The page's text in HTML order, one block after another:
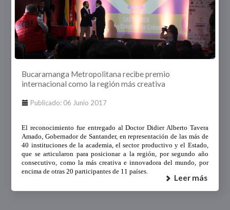
Bucaramanga Metropolitana recibe premio
internacional como la región más creativa
Publicado: 06 Junio 2017
El reconocimiento fue entregado al Doctor Didier Alberto Tavera
Amado, Gobernador de Santander, en representación de las más de
40 instituciones de la academia, el sector productivo y el Estado,
que se articularon para posicionar a la región, por segundo año
consecutivo, como la más creativa e innovadora del mundo, por
encima de otras 20 participantes de 11 países.
Leer más